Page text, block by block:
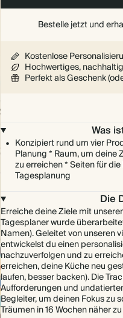
Bestelle jetzt und
Kostenlose
Hochwertiges,
Perfekt als Geschenk
Was
Konzipiert rund um vier
Planung * Raum, um deine
zu erreichen * Seiten für
Tagesplanung
Die
Erreiche deine Ziele mit
Tagesplaner wurde
Namen). Geleitet von unseren
entwickelst du einen
nachzuverfolgen und zu
erreichen, deine Küche neu
laufen, besser backen). Die
Aufforderungen und
Begleiter, um deinen Fokus zu
Träumen in 16 Wochen näher